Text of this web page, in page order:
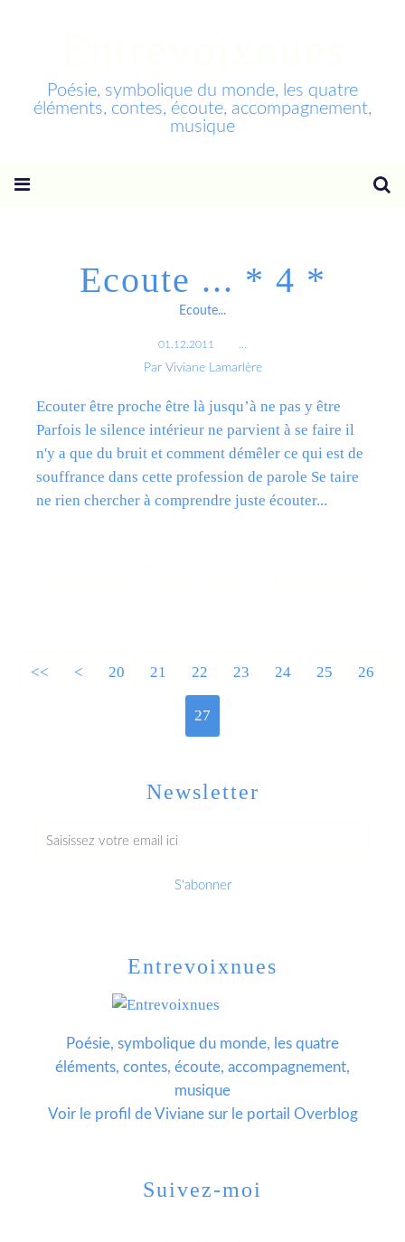
Poésie, symbolique du monde, les quatre
éléments, contes, écoute, accompagnement,
musique
Ecoute ... * 4 *
Ecoute...
01.12.2011
Par Viviane Lamarlère
Ecouter être proche être là jusqu’à ne pas y être
Parfois le silence intérieur ne parvient à se faire il
n'y a que du bruit et comment démêler ce qui est de
souffrance dans cette profession de parole Se taire
ne rien chercher à comprendre juste écouter...
<< < 10
20 21 22 23 24 25 26
27
Newsletter
Entrevoixnues
Poésie, symbolique du monde, les quatre
éléments, contes, écoute, accompagnement,
musique
Voir le profil deVivianesur le portail Overblog
Suivez-moi